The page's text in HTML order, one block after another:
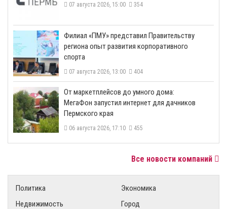
07 августа 2026, 15:00 354
​Филиал «ПМУ» представил Правительству
региона опыт развития корпоративного
спорта
07 августа 2026, 13:00 404
От маркетплейсов до умного дома:
МегаФон запустил интернет для дачников
Пермского края
06 августа 2026, 17:10 455
Все новости компаний
Политика
Экономика
Недвижимость
Город